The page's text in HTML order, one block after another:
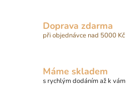
Doprava zdarma
při objednávce nad 5000 Kč
Máme skladem
s rychlým dodáním až k vám